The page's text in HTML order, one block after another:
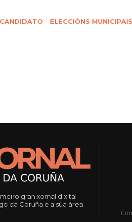
CANDIDATO ELECCIÓNS MUNICIPAIS
gran xornal dixital
da Coruña e a súa área